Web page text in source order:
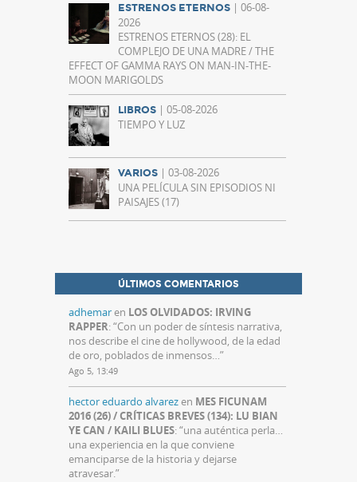
ESTRENOS ETERNOS | 06-08-
2026
ESTRENOS ETERNOS (28): EL
COMPLEJO DE UNA MADRE / THE
EFFECT OF GAMMA RAYS ON MAN-IN-THE-
MOON MARIGOLDS
LIBROS | 05-08-2026
TIEMPO Y LUZ
VARIOS | 03-08-2026
UNA PELÍCULA SIN EPISODIOS NI
PAISAJES (17)
ÚLTIMOS COMENTARIOS
adhemaren LOS OLVIDADOS: IRVING
RAPPER: “Con un poder de síntesis narrativa,
nos describe el cine de hollywood, de la edad
de oro, poblados de inmensos…”
Ago 5, 13:49
hector eduardo alvarezen MES FICUNAM
2016 (26) / CRÍTICAS BREVES (134): LU BIAN
YE CAN / KAILI BLUES: “una auténtica perla…
una experiencia en la que conviene
emanciparse de la historia y dejarse
atravesar.”